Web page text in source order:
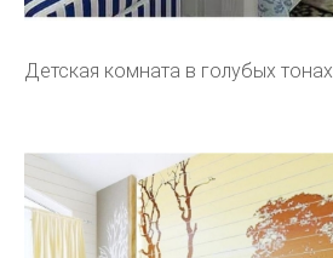
Детская комната в голубых тонах